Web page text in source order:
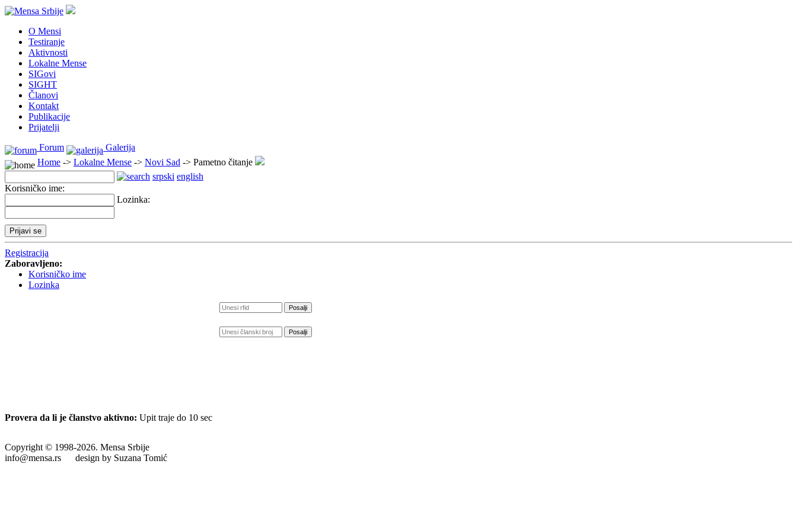
O Mensi
Testiranje
Aktivnosti
Lokalne Mense
SIGovi
SIGHT
Članovi
Kontakt
Publikacije
Prijatelji
Forum
Galerija
Home -> Lokalne Mense -> Novi Sad -> Pametno čitanje
srpski english
Korisničko ime:
Lozinka:
Registracija
Zaboravljeno:
Korisničko ime
Lozinka
Provera da li je članstvo aktivno: Upit traje do 10 sec
Copyright © 1998-2026. Mensa Srbije
info@mensa.rs design by Suzana Tomić